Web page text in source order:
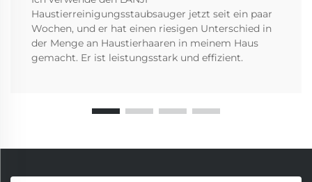
Haustierreinigungsstaubsauger jetzt seit ein paar
Wochen, und er hat einen riesigen Unterschied in
der Menge an Haustierhaaren in meinem Haus
gemacht. Er ist leistungsstark und effizient.